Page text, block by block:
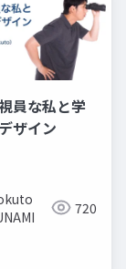
員な私と学
ザイン
720